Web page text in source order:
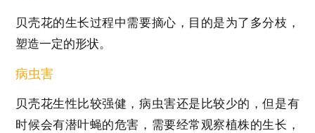
贝壳花的生长过程中需要摘心，目的是为了多分枝，
塑造一定的形状。
病虫害
贝壳花生性比较强健，病虫害还是比较少的，但是有
时候会有潜叶蝇的危害，需要经常观察植株的生长，